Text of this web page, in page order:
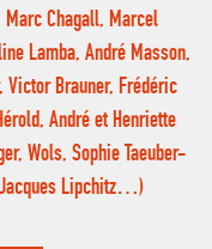
Chagall, Marcel
Lamba, André Masson,
Victor Brauner, Frédéric
André et Henriette
Wols, Sophie Taeuber-
Jacques Lipchitz…)